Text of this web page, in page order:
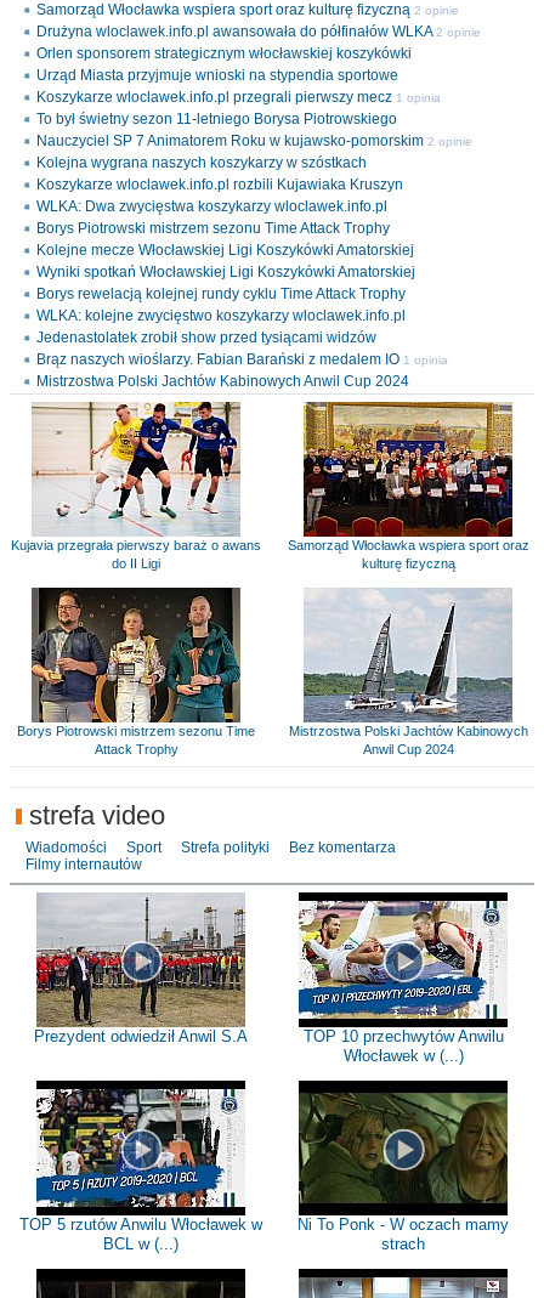
Samorząd Włocławka wspiera sport oraz kulturę fizyczną 2 opinie
Drużyna wloclawek.info.pl awansowała do półfinałów WLKA 2 opinie
Orlen sponsorem strategicznym włocławskiej koszykówki
Urząd Miasta przyjmuje wnioski na stypendia sportowe
Koszykarze wloclawek.info.pl przegrali pierwszy mecz 1 opinia
To był świetny sezon 11-letniego Borysa Piotrowskiego
Nauczyciel SP 7 Animatorem Roku w kujawsko-pomorskim 2 opinie
Kolejna wygrana naszych koszykarzy w szóstkach
Koszykarze wloclawek.info.pl rozbili Kujawiaka Kruszyn
WLKA: Dwa zwycięstwa koszykarzy wloclawek.info.pl
Borys Piotrowski mistrzem sezonu Time Attack Trophy
Kolejne mecze Włocławskiej Ligi Koszykówki Amatorskiej
Wyniki spotkań Włocławskiej Ligi Koszykówki Amatorskiej
Borys rewelacją kolejnej rundy cyklu Time Attack Trophy
WLKA: kolejne zwycięstwo koszykarzy wloclawek.info.pl
Jedenastolatek zrobił show przed tysiącami widzów
Brąz naszych wioślarzy. Fabian Barański z medalem IO 1 opinia
Mistrzostwa Polski Jachtów Kabinowych Anwil Cup 2024
Kujavia przegrała pierwszy baraż o awans
do II Ligi
Samorząd Włocławka wspiera sport oraz
kulturę fizyczną
Borys Piotrowski mistrzem sezonu Time
Attack Trophy
Mistrzostwa Polski Jachtów Kabinowych
Anwil Cup 2024
strefa video
Wiadomości Sport Strefa polityki
Bez komentarza
Filmy internautów
Prezydent odwiedził Anwil S.A
TOP 10 przechwytów Anwilu
Włocławek w (...)
TOP 5 rzutów Anwilu Włocławek w
BCL w (...)
Ni To Ponk - W oczach mamy
strach